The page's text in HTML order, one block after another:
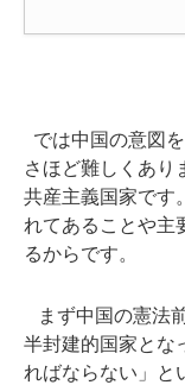
では中国の意図
さほど難しくあり
共産主義国家です
れてあることや主
るからです。
まず中国の憲法
半封建的国家とな
ればならない」と